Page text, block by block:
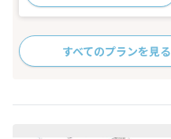
すべてのプランを見る